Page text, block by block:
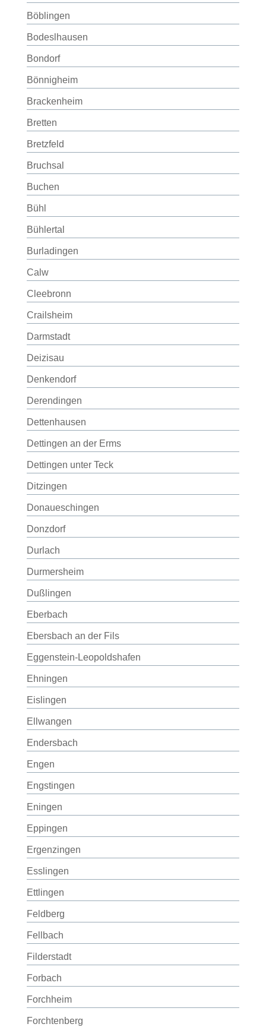
Böblingen
Bodeslhausen
Bondorf
Bönnigheim
Brackenheim
Bretten
Bretzfeld
Bruchsal
Buchen
Bühl
Bühlertal
Burladingen
Calw
Cleebronn
Crailsheim
Darmstadt
Deizisau
Denkendorf
Derendingen
Dettenhausen
Dettingen an der Erms
Dettingen unter Teck
Ditzingen
Donaueschingen
Donzdorf
Durlach
Durmersheim
Dußlingen
Eberbach
Ebersbach an der Fils
Eggenstein-Leopoldshafen
Ehningen
Eislingen
Ellwangen
Endersbach
Engen
Engstingen
Eningen
Eppingen
Ergenzingen
Esslingen
Ettlingen
Feldberg
Fellbach
Filderstadt
Forbach
Forchheim
Forchtenberg